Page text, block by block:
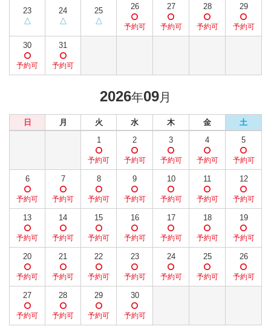
23 24 25 26 27 28 29
30 31
2026年09月
日 月 火 水 木 金
土
1
2 3 4 5
6 7 8 9 10 11 12
13 14 15 16 17 18 19
20 21 22 23 24 25 26
27 28 29 30